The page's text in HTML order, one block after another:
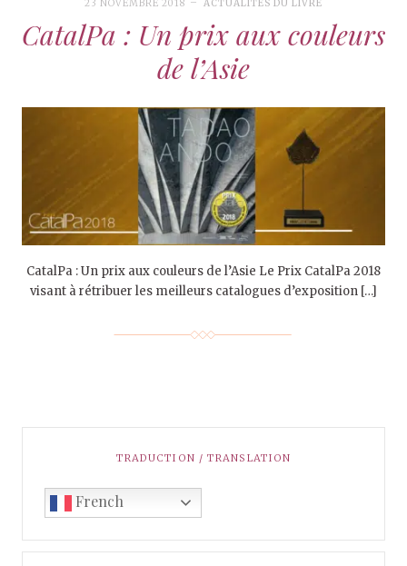
23 NOVEMBRE 2018 ACTUALITÉS DU LIVRE
CatalPa : Un prix aux couleurs
de l’Asie
CatalPa : Un prix aux couleurs de l’Asie Le Prix CatalPa 2018
visant à rétribuer les meilleurs catalogues d’exposition […]
TRADUCTION / TRANSLATION
French